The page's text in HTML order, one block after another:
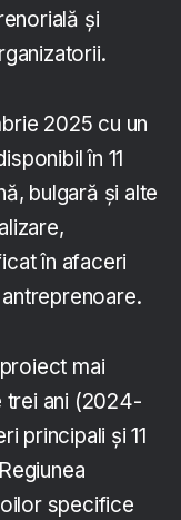
și
2025 cu un
în 11
bulgară și alte
în afaceri
mai
trei ani (2024-
principali și 11
specifice